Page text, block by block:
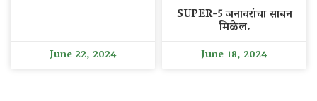
June 22, 2024
SUPER-5 जनावरांचा साबन
मिळेल.
June 18, 2024